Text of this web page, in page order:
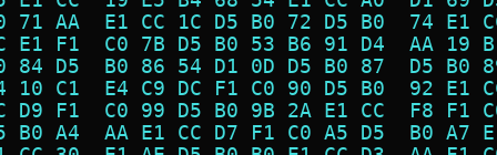
71 AA  E1 CC 1C D5 B0 72 D5 B0  74
E1 F1  C0 7B D5 B0 53 B6 91 D4  AA
84 D5  B0 86 54 D1 0D D5 B0 87  D5
10 C1  E4 C9 DC F1 C0 90 D5 B0  92
D9 F1  C0 99 D5 B0 9B 2A E1 CC  F8
B0 A4  AA E1 CC D7 F1 C0 A5 D5  B0